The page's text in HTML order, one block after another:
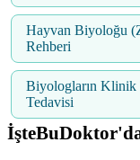
Hayvan Biyoloğu
Rehberi
Biyologların Klinik
Tedavisi